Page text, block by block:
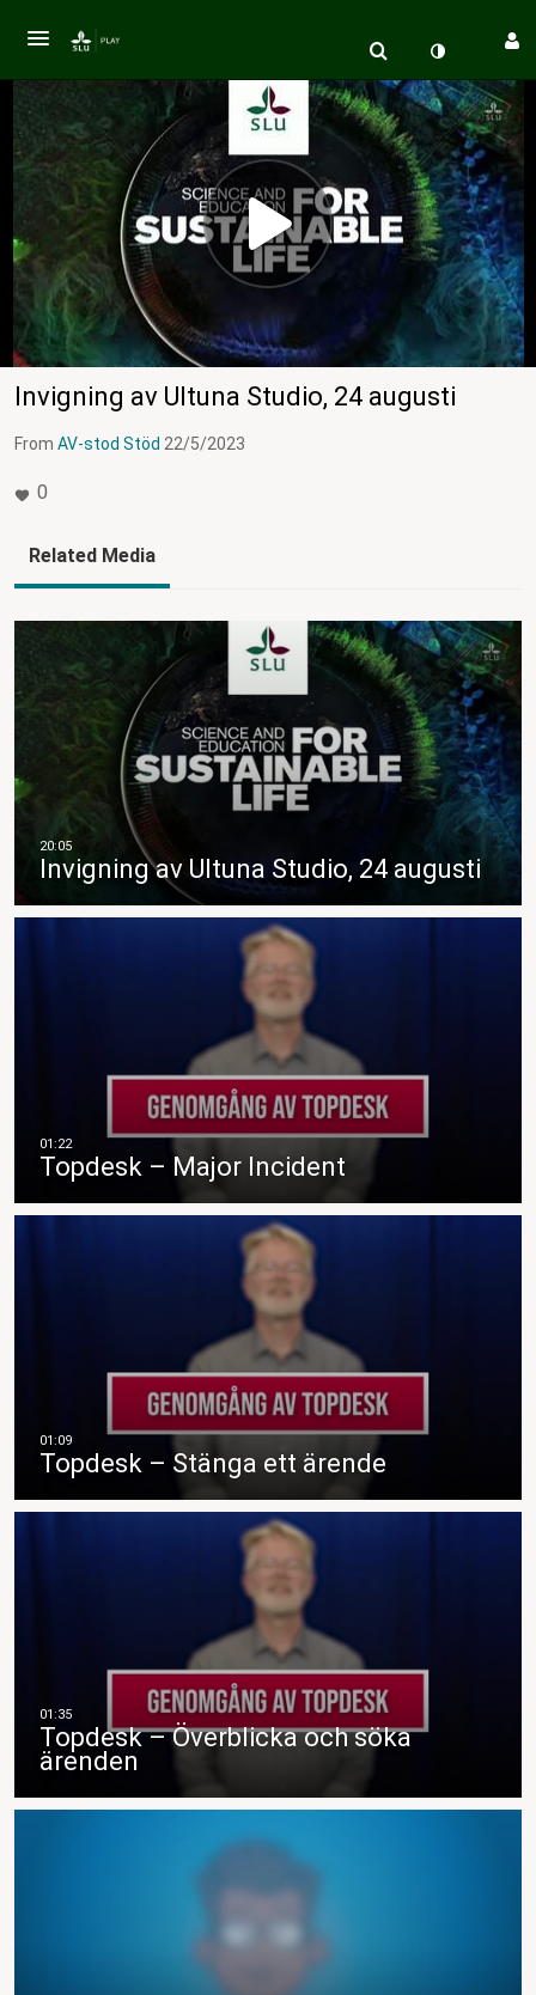
Invigning av Ultuna Studio, 24 augusti
From AV-stod Stöd 22/5/2023
0
Related Media
Invigning av Ultuna Studio, 24 augusti
Topdesk – Major Incident
Topdesk – Stänga ett ärende
Topdesk – Överblicka och söka
ärenden